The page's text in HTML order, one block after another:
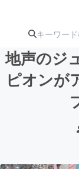
注目の
地声のジ
ピオンが